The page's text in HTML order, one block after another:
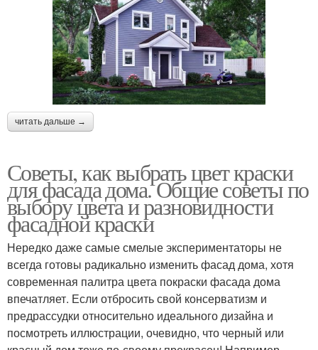
читать дальше →
Советы, как выбрать цвет краски
для фасада дома. Общие советы по
выбору цвета и разновидности
фасадной краски
Нередко даже самые смелые экспериментаторы не
всегда готовы радикально изменить фасад дома, хотя
современная палитра цвета покраски фасада дома
впечатляет. Если отбросить свой консерватизм и
предрассудки относительно идеального дизайна и
посмотреть иллюстрации, очевидно, что черный или